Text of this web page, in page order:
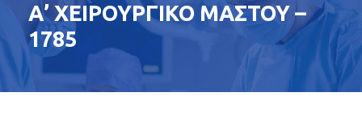
Α’ ΧΕΙΡΟΥΡΓΙΚΟ ΜΑΣΤΟΥ –
1785